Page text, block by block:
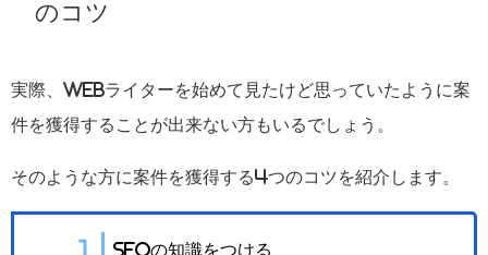
のコツ
実際、Webライターを始めて見たけど思っていたように案
件を獲得することが出来ない方もいるでしょう。
そのような方に案件を獲得する4つのコツを紹介します。
SEOの知識をつける